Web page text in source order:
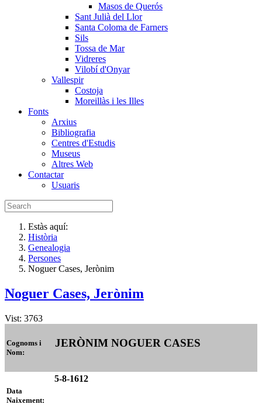
Masos de Querós
Sant Julià del Llor
Santa Coloma de Farners
Sils
Tossa de Mar
Vidreres
Vilobí d'Onyar
Vallespir
Costoja
Moreillàs i les Illes
Fonts
Arxius
Bibliografia
Centres d'Estudis
Museus
Altres Web
Contactar
Usuaris
Estàs aquí:
Història
Genealogia
Persones
Noguer Cases, Jerònim
Noguer Cases, Jerònim
Vist: 3763
Cognoms i
Nom:
JERÒNIM NOGUER CASES
Data
Naixement:
5-8-1612